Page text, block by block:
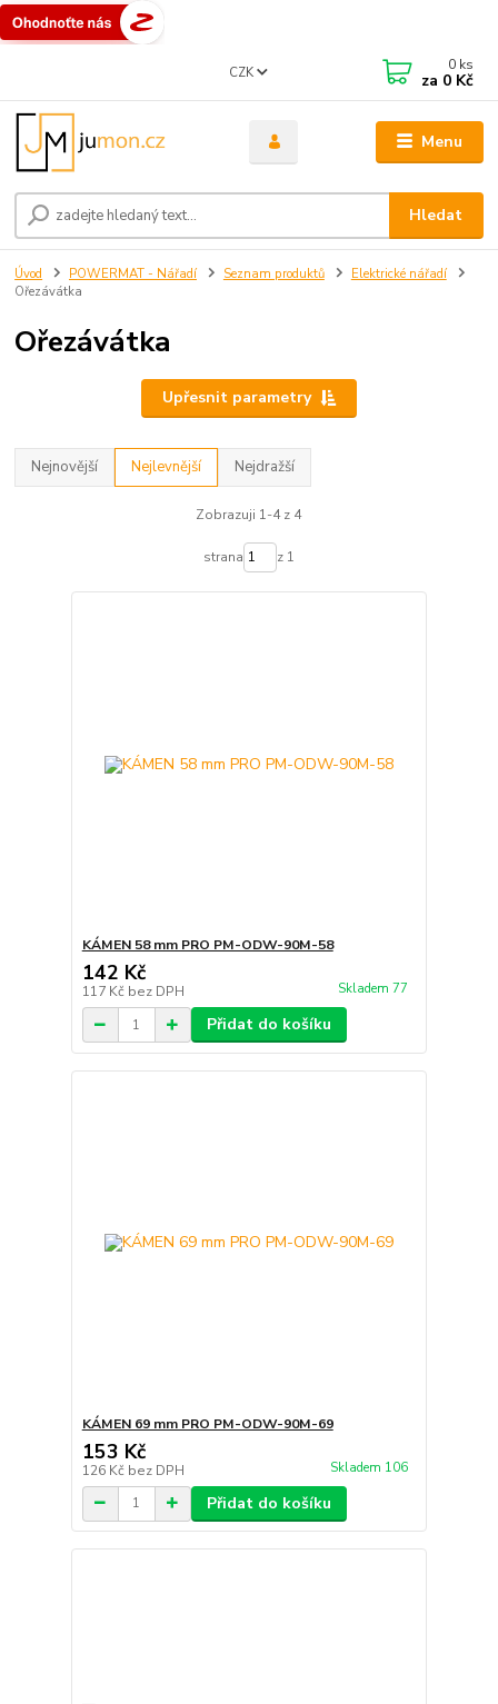
Menu
CZK
Hledat
0 ks
za 0 Kč
Úvod POWERMAT - Nářadí Seznam produktů
Elektrické nářadí
Ořezávátka
Ořezávátka
Upřesnit parametry
Nejnovější Nejlevnější Nejdražší
Zobrazuji 1-4 z 4
strana z 1
KÁMEN 58 mm PRO PM-ODW-90M-58
142 Kč
117 Kč bez DPH Skladem 77
Přidat do košíku
KÁMEN 69 mm PRO PM-ODW-90M-69
153 Kč
126 Kč bez DPH Skladem 106
Přidat do košíku